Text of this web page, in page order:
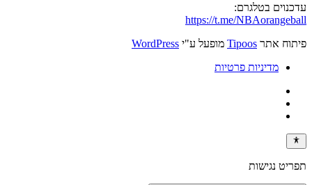
עדכנוים בטלגרם:
https://t.me/NBAorangeball
פיתוח אתר Tipoos מופעל ע"י WordPress
מדיניות פרטיות
תפריט נגישות